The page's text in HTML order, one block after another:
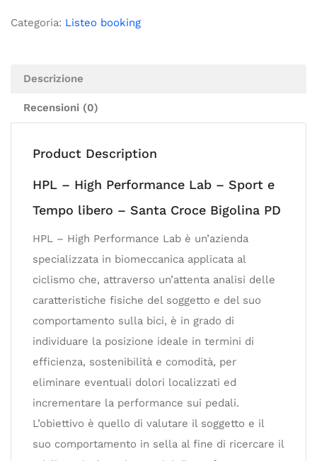
Categoria: Listeo booking
Descrizione
Recensioni (0)
Product Description
HPL – High Performance Lab – Sport e
Tempo libero – Santa Croce Bigolina PD
HPL – High Performance Lab è un’azienda
specializzata in biomeccanica applicata al
ciclismo che, attraverso un’attenta analisi delle
caratteristiche fisiche del soggetto e del suo
comportamento sulla bici, è in grado di
individuare la posizione ideale in termini di
efficienza, sostenibilità e comodità, per
eliminare eventuali dolori localizzati ed
incrementare la performance sui pedali.
L’obiettivo è quello di valutare il soggetto e il
suo comportamento in sella al fine di ricercare il